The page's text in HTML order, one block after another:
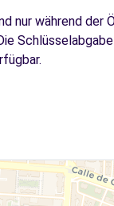
nur während der